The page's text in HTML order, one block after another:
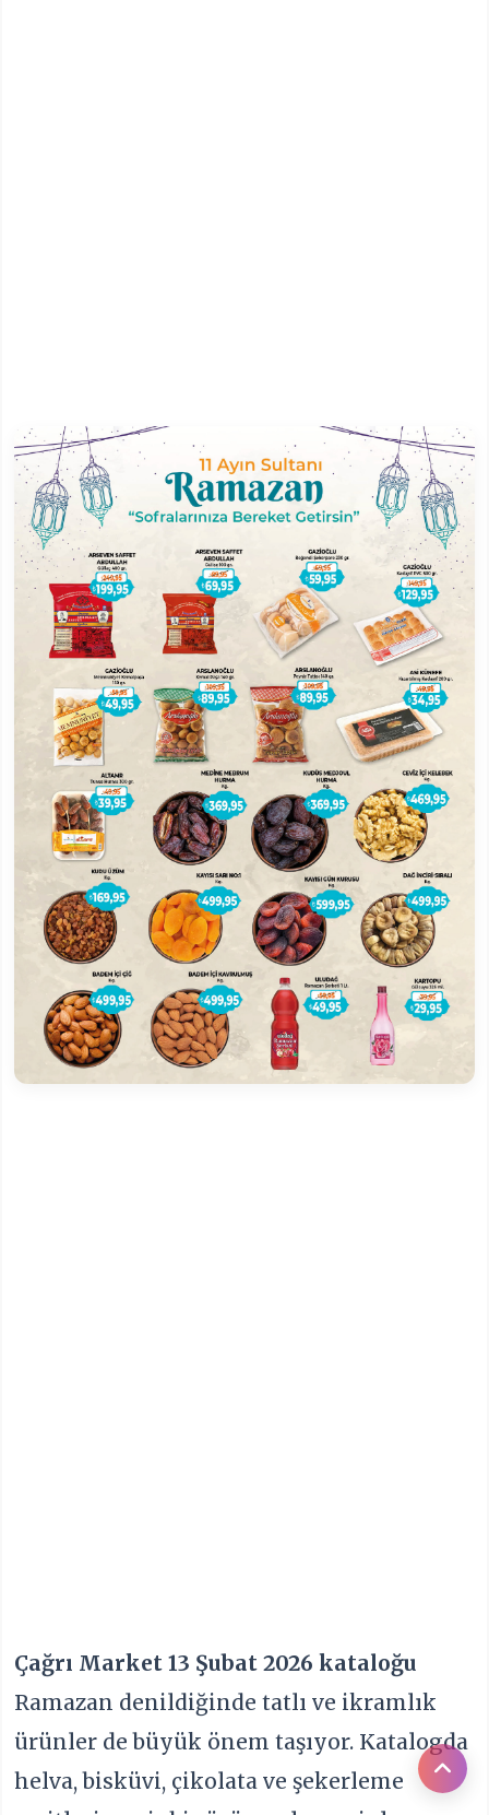
Çağrı Market 13 Şubat 2026 kataloğu
Ramazan denildiğinde tatlı ve ikramlık
ürünler de büyük önem taşıyor. Katalogda
helva, bisküvi, çikolata ve şekerleme